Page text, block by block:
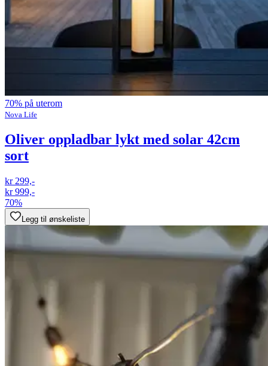
70% på uterom
Nova Life
Oliver oppladbar lykt med solar 42cm
sort
kr 299,-
kr 999,-
70%
Legg til ønskeliste